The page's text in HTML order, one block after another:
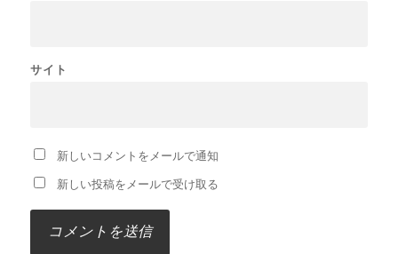
サイト
新しいコメントをメールで通知
新しい投稿をメールで受け取る